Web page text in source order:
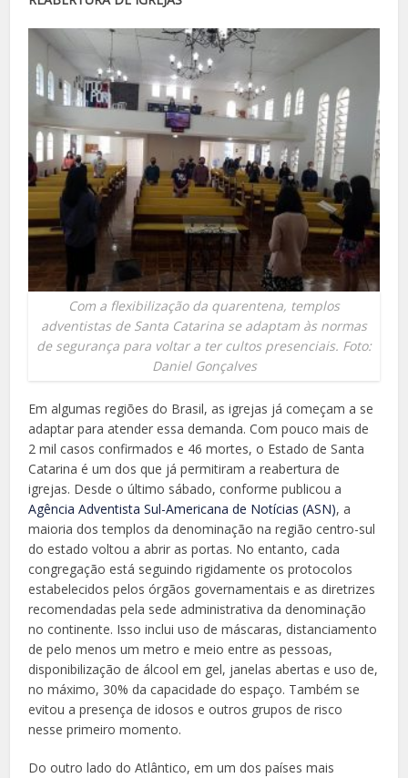
Com a flexibilização da quarentena, templos
adventistas de Santa Catarina se adaptam às normas
de segurança para voltar a ter cultos presenciais. Foto:
Daniel Gonçalves
Em algumas regiões do Brasil, as igrejas já começam a se
adaptar para atender essa demanda. Com pouco mais de
2 mil casos confirmados e 46 mortes, o Estado de Santa
Catarina é um dos que já permitiram a reabertura de
igrejas. Desde o último sábado, conforme publicou a
Agência Adventista Sul-Americana de Notícias (ASN), a
maioria dos templos da denominação na região centro-sul
do estado voltou a abrir as portas. No entanto, cada
congregação está seguindo rigidamente os protocolos
estabelecidos pelos órgãos governamentais e as diretrizes
recomendadas pela sede administrativa da denominação
no continente. Isso inclui uso de máscaras, distanciamento
de pelo menos um metro e meio entre as pessoas,
disponibilização de álcool em gel, janelas abertas e uso de,
no máximo, 30% da capacidade do espaço. Também se
evitou a presença de idosos e outros grupos de risco
nesse primeiro momento.
Do outro lado do Atlântico, em um dos países mais